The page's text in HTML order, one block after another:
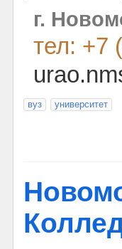
г.
тел: +7
вуз университет